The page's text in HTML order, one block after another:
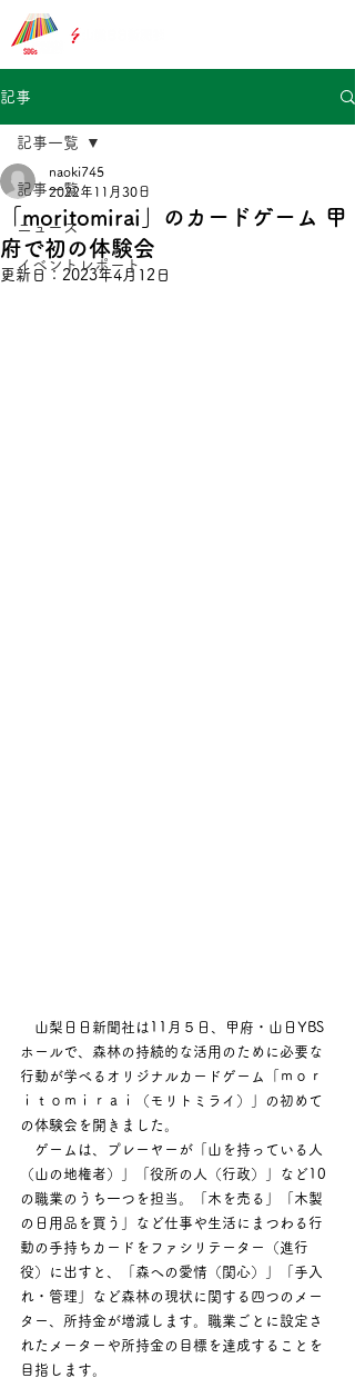
記事
記事一覧
ニュース
イベントレポート
記事一覧
「moritomirai」のカードゲーム 甲
府で初の体験会
naoki745
2022年11月30日
更新日： 2023年4月12日
山梨日日新聞社は11月５日、甲府・山日YBS
ホールで、森林の持続的な活用のために必要な
行動が学べるオリジナルカードゲーム「ｍｏｒ
ｉｔｏｍｉｒａｉ（モリトミライ）」の初めて
の体験会を開きました。
ゲームは、プレーヤーが「山を持っている人
（山の地権者）」「役所の人（行政）」など10
の職業のうち一つを担当。「木を売る」「木製
の日用品を買う」など仕事や生活にまつわる行
動の手持ちカードをファシリテーター（進行
役）に出すと、「森への愛情（関心）」「手入
れ・管理」など森林の現状に関する四つのメー
ター、所持金が増減します。職業ごとに設定さ
れたメーターや所持金の目標を達成することを
目指します。